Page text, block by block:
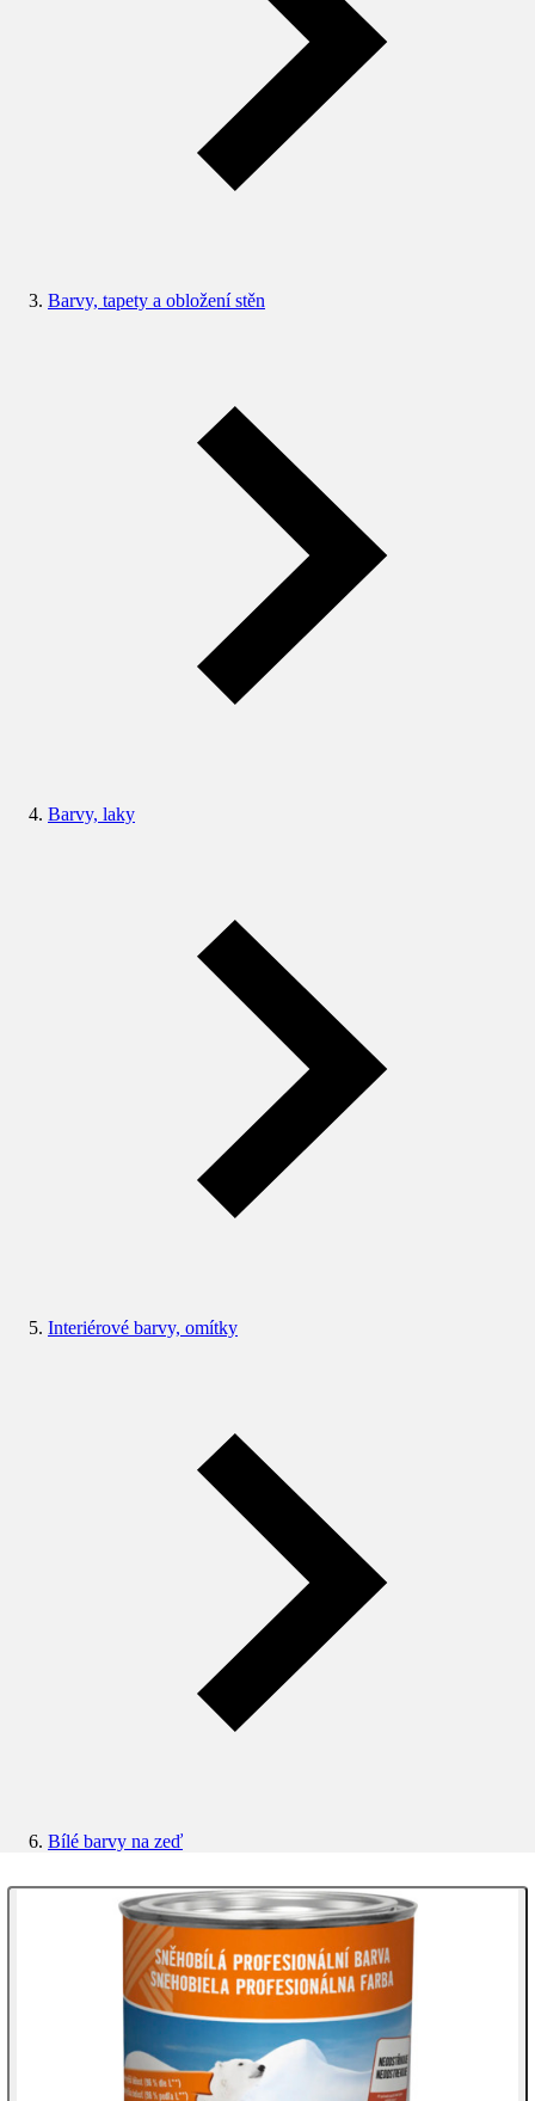
Barvy, tapety a obložení stěn
Barvy, laky
Interiérové barvy, omítky
Bílé barvy na zeď